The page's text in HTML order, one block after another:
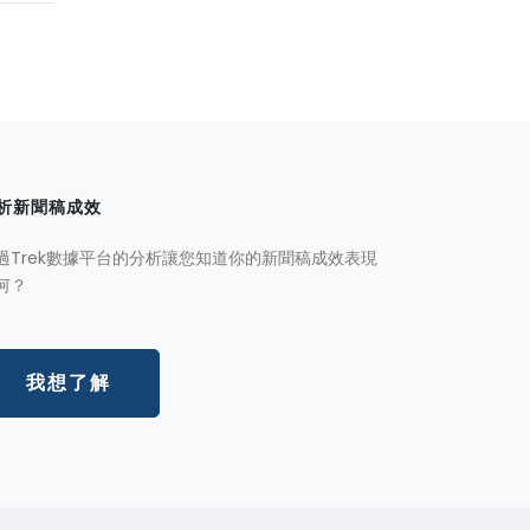
新聞稿成效
Trek數據平台的分析讓您知道你的新聞稿成效表現
？
我想了解